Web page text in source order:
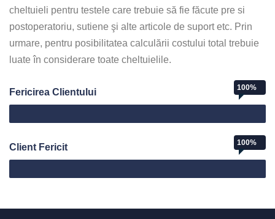
cheltuieli pentru testele care trebuie să fie făcute pre si
postoperatoriu, sutiene şi alte articole de suport etc. Prin
urmare, pentru posibilitatea calculării costului total trebuie
luate în considerare toate cheltuielile.
Fericirea Clientului 100%
Client Fericit 100%